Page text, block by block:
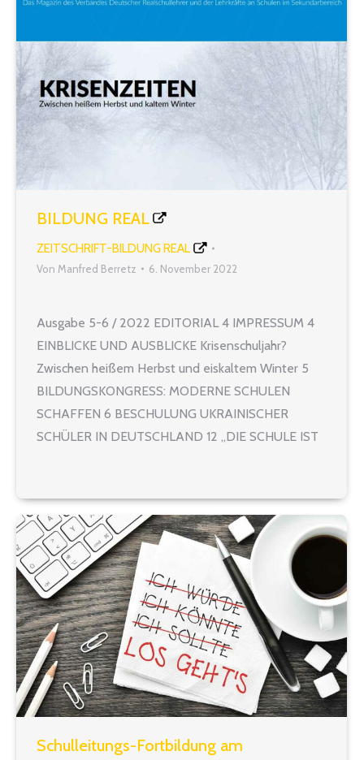
BILDUNG REAL
ZEITSCHRIFT-BILDUNG REAL
Von Manfred Berretz 6. November 2022
Ausgabe 5-6 / 2022 EDITORIAL 4 IMPRESSUM 4
EINBLICKE UND AUSBLICKE Krisenschuljahr?
Zwischen heißem Herbst und eiskaltem Winter 5
BILDUNGSKONGRESS: MODERNE SCHULEN
SCHAFFEN 6 BESCHULUNG UKRAINISCHER
SCHÜLER IN DEUTSCHLAND 12 „DIE SCHULE IST
ONLINE-Interview über Fachkräftemangel 14
BUNDESVERDIENSTKREUZ FÜR STÄRKUNG DER
BILDUNG Jürgen Böhm erhält das…
Schulleitungs-Fortbildung am